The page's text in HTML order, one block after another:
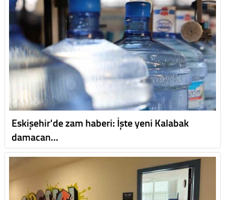
Eskişehir'de zam haberi: İşte yeni Kalabak
damacan…